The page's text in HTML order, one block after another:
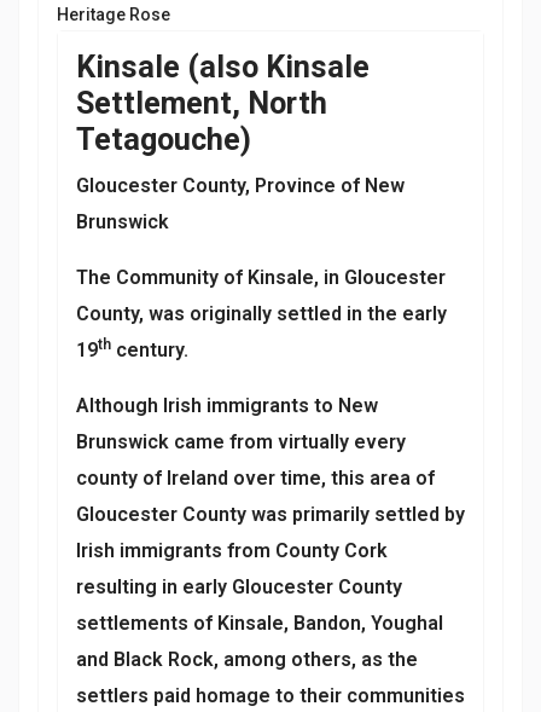
Heritage Rose
Kinsale (also Kinsale
Settlement, North
Tetagouche)
Gloucester County, Province of New
Brunswick
The Community of Kinsale, in Gloucester
County, was originally settled in the early
19th century.
Although Irish immigrants to New
Brunswick came from virtually every
county of Ireland over time, this area of
Gloucester County was primarily settled by
Irish immigrants from County Cork
resulting in early Gloucester County
settlements of Kinsale, Bandon, Youghal
and Black Rock, among others, as the
settlers paid homage to their communities